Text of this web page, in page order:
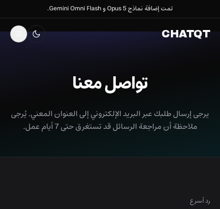
تمت إضافة نماذج Opus 5 و Gemini Omni Flash.
CHATQT
تواصل معنا
يرجى إرسال طلبك عبر البريد الإلكتروني إلى العنوان المعني. يُرجى
ملاحظة أن مراجعة الرسائل قد تستغرق حتى 7 أيام عمل.
رد أسرع